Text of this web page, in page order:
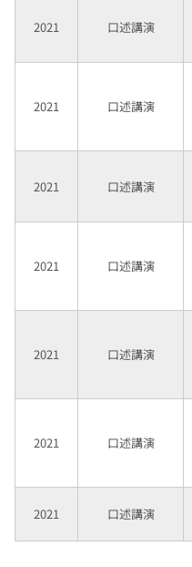
2021 口述講演
2021 口述講演
2021 口述講演
2021 口述講演
2021 口述講演
2021 口述講演
2021 口述講演